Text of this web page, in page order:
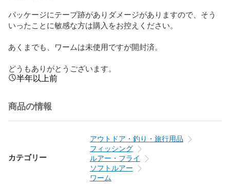
パッケージにテープ跡がありダメージがありますので、そう
いったことに敏感な方は購入をお控えください。
あくまでも、ワームは未使用ですが開封済。
どうもありがとうございます。
半年以上前
商品の情報
カテゴリー
アウトドア・釣り・旅行用品
フィッシング
ルアー・フライ
ソフトルアー
ワーム